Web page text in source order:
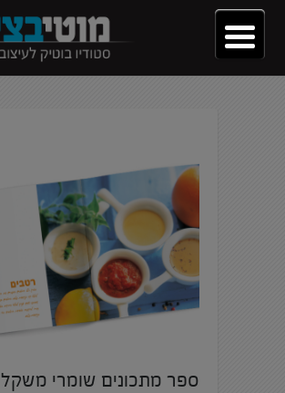
ספר מתכונים שומרי משקל